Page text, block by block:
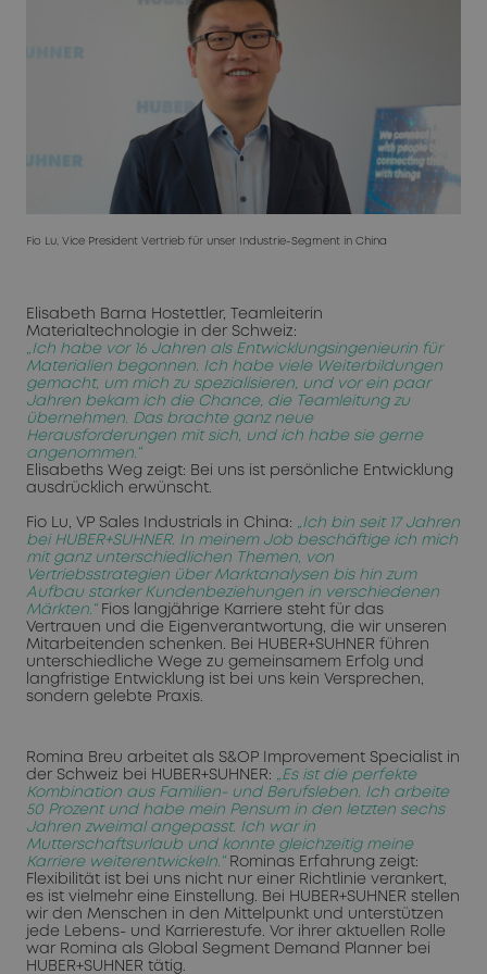
Fio Lu, Vice President Vertrieb für unser Industrie-Segment in China
Elisabeth Barna Hostettler, Teamleiterin
Materialtechnologie in der Schweiz:
„Ich habe vor 16 Jahren als Entwicklungsingenieurin für
Materialien begonnen. Ich habe viele Weiterbildungen
gemacht, um mich zu spezialisieren, und vor ein paar
Jahren bekam ich die Chance, die Teamleitung zu
übernehmen. Das brachte ganz neue
Herausforderungen mit sich, und ich habe sie gerne
angenommen.“
Elisabeths Weg zeigt: Bei uns ist persönliche Entwicklung
ausdrücklich erwünscht.
Fio Lu, VP Sales Industrials in China:
„Ich bin seit 17 Jahren
bei HUBER+SUHNER. In meinem Job beschäftige ich mich
mit ganz unterschiedlichen Themen, von
Vertriebsstrategien über Marktanalysen bis hin zum
Aufbau starker Kundenbeziehungen in verschiedenen
Märkten.“Fios langjährige Karriere steht für das
Vertrauen und die Eigenverantwortung, die wir unseren
Mitarbeitenden schenken. Bei HUBER+SUHNER führen
unterschiedliche Wege zu gemeinsamem Erfolg und
langfristige Entwicklung ist bei uns kein Versprechen,
sondern gelebte Praxis.
Romina Breu arbeitet als S&OP Improvement Specialist in
der Schweiz bei HUBER+SUHNER:
„Es ist die perfekte
Kombination aus Familien- und Berufsleben. Ich arbeite
50 Prozent und habe mein Pensum in den letzten sechs
Jahren zweimal angepasst. Ich war in
Mutterschaftsurlaub und konnte gleichzeitig meine
Karriere weiterentwickeln.“ Rominas Erfahrung zeigt:
Flexibilität ist bei uns nicht nur einer Richtlinie verankert,
es ist vielmehr eine Einstellung. Bei HUBER+SUHNER stellen
wir den Menschen in den Mittelpunkt und unterstützen
jede Lebens- und Karrierestufe. Vor ihrer aktuellen Rolle
war Romina als Global Segment Demand Planner bei
HUBER+SUHNER tätig.